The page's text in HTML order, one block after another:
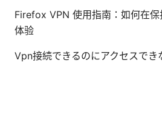
Firefox VPN 使用指南：如何在
体验
Vpn接続できるのにアクセスでき